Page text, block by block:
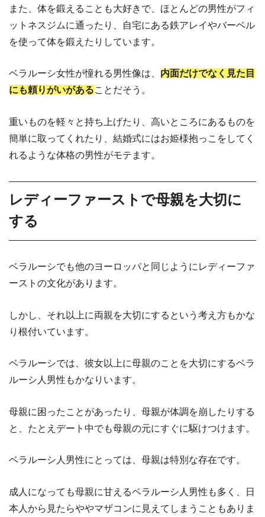
また、体を鍛えることも大好きで、ほとんどの男性がフィ
ットネスジムに通ったり、自宅にある鉄アレイやバーベル
を使って体を鍛えたりしています。
ベラルーシ女性が憧れる男性像は、 内面だけでなく見た目
にも頼りがいがあることだそう。
重いものを軽々と持ち上げたり、高いところにあるものを
簡単に取ってくれたり、結婚式にはお姫様抱っこをしてく
れるような体格の男性がモテます。
レディーファーストで母親を大切に
する
ベラルーシでも他のヨーロッパと同じようにレディーファ
ーストの文化があります。
しかし、それ以上に両親を大切にするという考え方もかな
り根付いています。
ベラルーシでは、彼女以上に母親のことを大切にするベラ
ルーシ人男性もかなりいます。
母親に困ったことがあったり、母親が体調を崩したりする
と、たとえデート中でも母親の元にすぐに駆けつけます。
ベラルーシ人男性にとっては、母親は特別な存在です。
成人になっても母親に甘えるベラルーシ人男性も多く、日
本人から見たらややマザコンに見えてしまうこともありま